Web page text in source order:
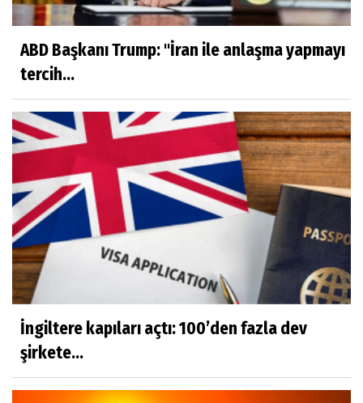
ABD Başkanı Trump: "İran ile anlaşma yapmayı
tercih...
İngiltere kapıları açtı: 100’den fazla dev
şirkete...